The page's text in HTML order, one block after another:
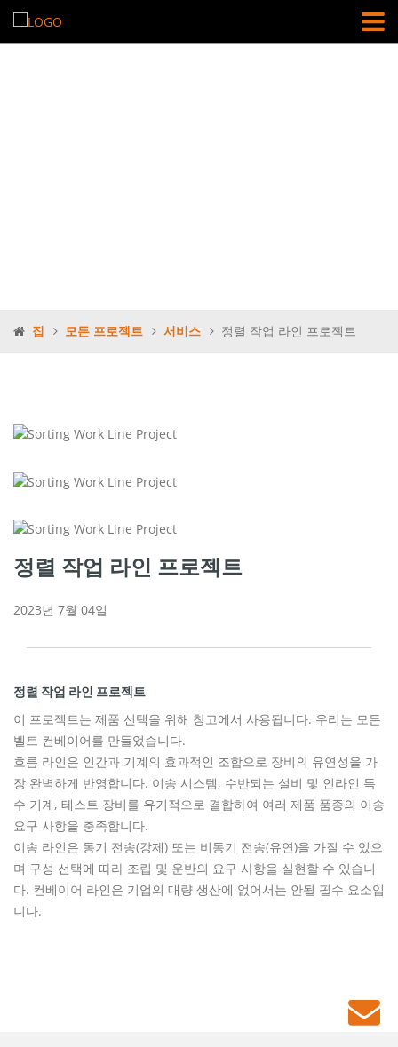
집 모든 프로젝트 서비스 정렬 작업 라인 프로젝트
정렬 작업 라인 프로젝트
2023년 7월 04일
정렬 작업 라인 프로젝트
이 프로젝트는 제품 선택을 위해 창고에서 사용됩니다. 우리는 모든
벨트 컨베이어를 만들었습니다.
흐름 라인은 인간과 기계의 효과적인 조합으로 장비의 유연성을 가
장 완벽하게 반영합니다. 이송 시스템, 수반되는 설비 및 인라인 특
수 기계, 테스트 장비를 유기적으로 결합하여 여러 제품 품종의 이송
요구 사항을 충족합니다.
이송 라인은 동기 전송(강제) 또는 비동기 전송(유연)을 가질 수 있으
며 구성 선택에 따라 조립 및 운반의 요구 사항을 실현할 수 있습니
다. 컨베이어 라인은 기업의 대량 생산에 없어서는 안될 필수 요소입
니다.